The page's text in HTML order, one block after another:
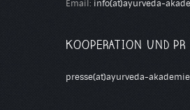
Email: info(at)ayurveda-
KOOPERATION UND PR
presse(at)ayurveda-